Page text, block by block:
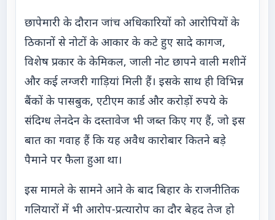
छापेमारी के दौरान जांच अधिकारियों को आरोपियों के
ठिकानों से नोटों के आकार के कटे हुए सादे कागज,
विशेष प्रकार के केमिकल, जाली नोट छापने वाली मशीनें
और कई लग्जरी गाड़ियां मिली हैं। इसके साथ ही विभिन्न
बैंकों के पासबुक, एटीएम कार्ड और करोड़ों रुपये के
संदिग्ध लेनदेन के दस्तावेज भी जब्त किए गए हैं, जो इस
बात का गवाह हैं कि यह अवैध कारोबार कितने बड़े
पैमाने पर फैला हुआ था।
इस मामले के सामने आने के बाद बिहार के राजनीतिक
गलियारों में भी आरोप-प्रत्यारोप का दौर बेहद तेज हो